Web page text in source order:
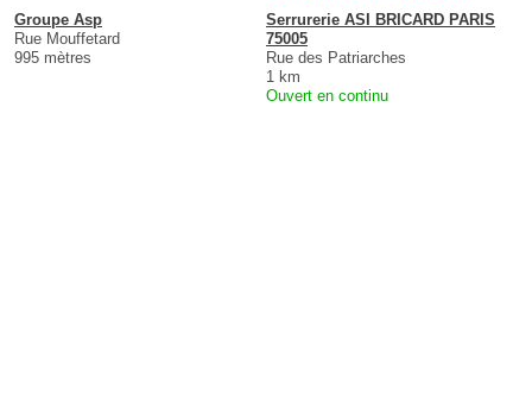
Groupe Asp
Rue Mouffetard
995 mètres
Serrurerie ASI BRICARD PARIS
75005
Rue des Patriarches
1 km
Ouvert en continu